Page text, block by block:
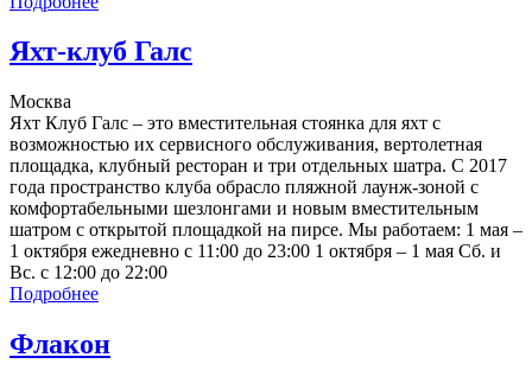
Яхт-клуб Галс
Москва
Яхт Клуб Галс – это вместительная стоянка для яхт с
возможностью их сервисного обслуживания, вертолетная
площадка, клубный ресторан и три отдельных шатра. С 2017
года пространство клуба обрасло пляжной лаунж-зоной с
комфортабельными шезлонгами и новым вместительным
шатром с открытой площадкой на пирсе. Мы работаем: 1 мая –
1 октября ежедневно с 11:00 до 23:00 1 октября – 1 мая Сб. и
Вс. с 12:00 до 22:00
Подробнее
Флакон